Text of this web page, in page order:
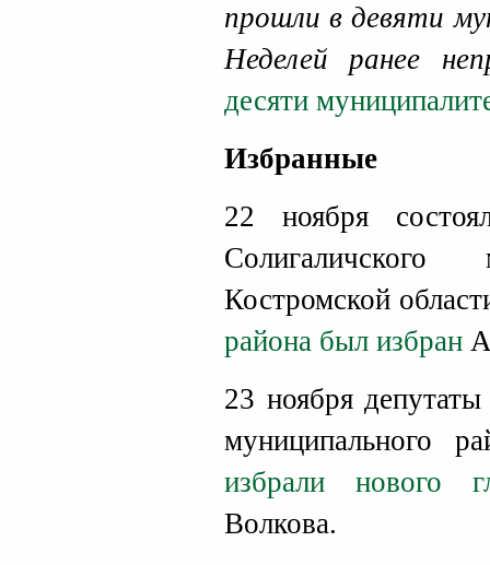
прошли в девяти
Неделей ранее
десяти
Избранные
22 ноября
Солигаличского
Костромской
района был избран
23 ноября
муниципального
избрали нового
Волкова.